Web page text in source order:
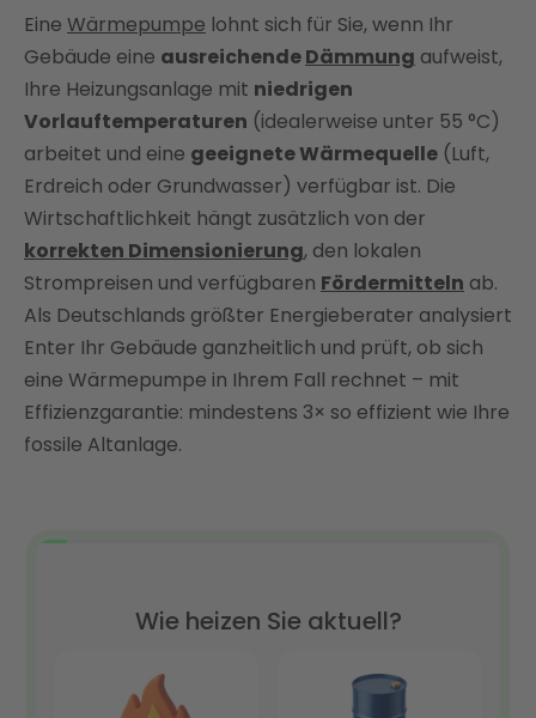
Heizlastberechnung als Entscheidungsgrundlage
Vergleich der Wärmepumpentypen
Wirtschaftlichkeitsrechnung: Wann amortisiert sich
die Investition?
Fördermittel und Kosteneinsparungen
Häufig gestellte Fragen
Eine Wärmepumpe lohnt sich für Sie, wenn Ihr
Gebäude eine ausreichendeDämmung aufweist,
Ihre Heizungsanlage mit niedrigen
Vorlauftemperaturen (idealerweise unter 55 °C)
arbeitet und eine geeignete Wärmequelle (Luft,
Erdreich oder Grundwasser) verfügbar ist. Die
Wirtschaftlichkeit hängt zusätzlich von der
korrekten Dimensionierung, den lokalen
Strompreisen und verfügbaren Fördermitteln ab.
Als Deutschlands größter Energieberater analysiert
Enter Ihr Gebäude ganzheitlich und prüft, ob sich
eine Wärmepumpe in Ihrem Fall rechnet – mit
Effizienzgarantie: mindestens 3× so effizient wie Ihre
fossile Altanlage.